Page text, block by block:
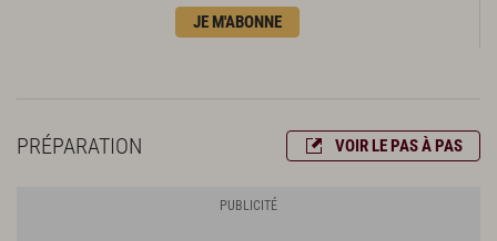
Préparation du risotto
1/2 verre de vin blanc sec
Préparation de la sauce safran
JE M'ABONNE
PRÉPARATION VOIR LE PAS À PAS